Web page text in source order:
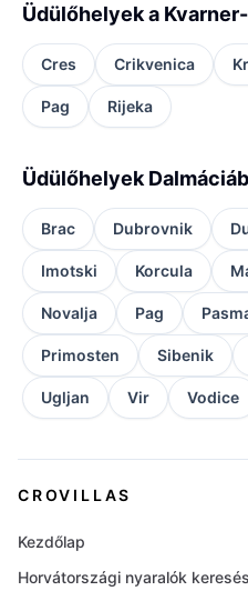
Üdülőhelyek a
Cres Crikvenica
Pag Rijeka
Üdülőhelyek
Brac Dubrovnik
Imotski Korcula
Novalja Pag
Primosten Sibenik
Ugljan Vir Vodice
CROVILLAS
Kezdőlap
Horvátországi nyaralók